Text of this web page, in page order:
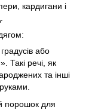
кардигани і
або
Такі речі, як
та інші
порошок для